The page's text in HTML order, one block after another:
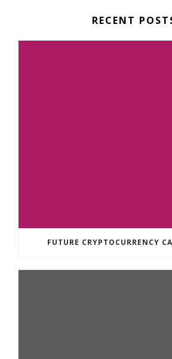
RECENT
FUTURE CRYPTOCURRENCY